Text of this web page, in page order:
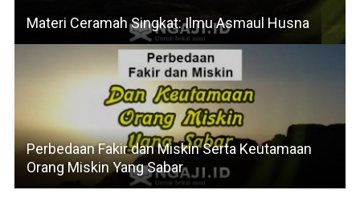
Materi Ceramah Singkat: Ilmu Asmaul Husna
Perbedaan Fakir dan Miskin Serta Keutamaan
Orang Miskin Yang Sabar